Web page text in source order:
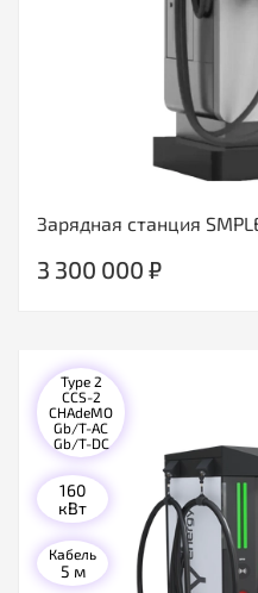
Зарядная станция
3 300 000 ₽
Type 2
CCS-2
CHAdeMO
Gb/T-AC
Gb/T-DC
160
кВт
Кабель
5 м